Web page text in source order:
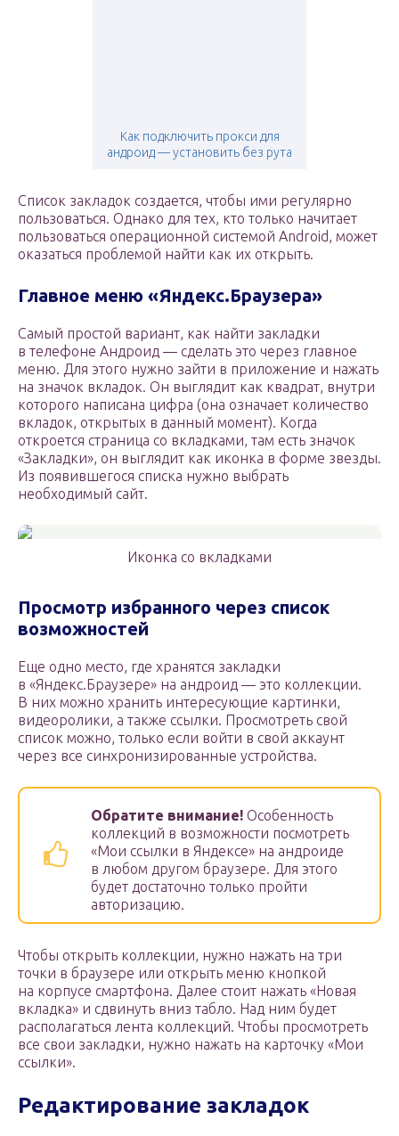
Как подключить прокси для
андроид — установить без рута
Список закладок создается, чтобы ими регулярно
пользоваться. Однако для тех, кто только начитает
пользоваться операционной системой Android, может
оказаться проблемой найти как их открыть.
Главное меню «Яндекс.Браузера»
Самый простой вариант, как найти закладки
в телефоне Андроид — сделать это через главное
меню. Для этого нужно зайти в приложение и нажать
на значок вкладок. Он выглядит как квадрат, внутри
которого написана цифра (она означает количество
вкладок, открытых в данный момент). Когда
откроется страница со вкладками, там есть значок
«Закладки», он выглядит как иконка в форме звезды.
Из появившегося списка нужно выбрать
необходимый сайт.
Иконка со вкладками
Просмотр избранного через список
возможностей
Еще одно место, где хранятся закладки
в «Яндекс.Браузере» на андроид — это коллекции.
В них можно хранить интересующие картинки,
видеоролики, а также ссылки. Просмотреть свой
список можно, только если войти в свой аккаунт
через все синхронизированные устройства.
Обратите внимание! Особенность
коллекций в возможности посмотреть
«Мои ссылки в Яндексе» на андроиде
в любом другом браузере. Для этого
будет достаточно только пройти
авторизацию.
Чтобы открыть коллекции, нужно нажать на три
точки в браузере или открыть меню кнопкой
на корпусе смартфона. Далее стоит нажать «Новая
вкладка» и сдвинуть вниз табло. Над ним будет
располагаться лента коллекций. Чтобы просмотреть
все свои закладки, нужно нажать на карточку «Мои
ссылки».
Редактирование закладок